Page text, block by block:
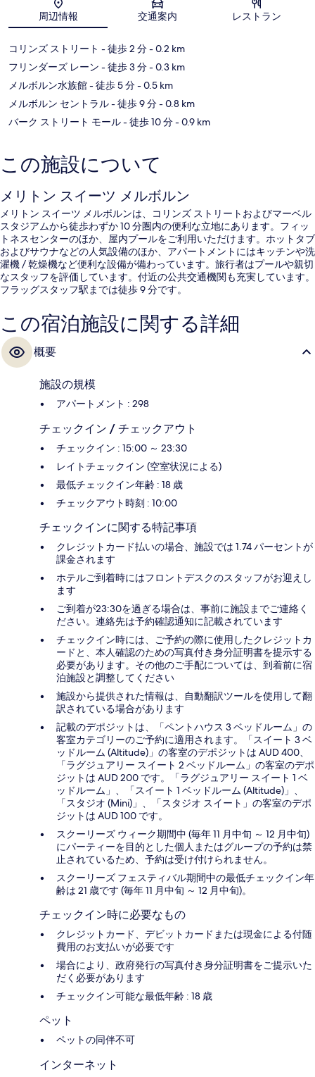
地図
周辺情報 交通案内 レストラン
コリンズ ストリート - 徒歩 2 分- 0.2 km
フリンダーズ レーン - 徒歩 3 分- 0.3 km
メルボルン水族館- 徒歩 5 分- 0.5 km
メルボルン セントラル- 徒歩 9 分- 0.8 km
バーク ストリート モール- 徒歩 10 分- 0.9 km
この施設について
メリトン スイーツ メルボルン
メリトン スイーツ メルボルンは、コリンズ ストリートおよびマーベル
スタジアムから徒歩わずか 10 分圏内の便利な立地にあります。フィッ
トネスセンターのほか、屋内プールをご利用いただけます。ホットタブ
およびサウナなどの人気設備のほか、アパートメントにはキッチンや洗
濯機 / 乾燥機など便利な設備が備わっています。旅行者はプールや親切
なスタッフを評価しています。付近の公共交通機関も充実しています。
フラッグスタッフ駅までは徒歩 9 分です。
この宿泊施設に関する詳細
概要
施設の規模
アパートメント : 298
チェックイン / チェックアウト
チェックイン : 15:00 ～ 23:30
レイトチェックイン (空室状況による)
最低チェックイン年齢 : 18 歳
チェックアウト時刻 : 10:00
チェックインに関する特記事項
クレジットカード払いの場合、施設では 1.74 パーセントが
課金されます
ホテルご到着時にはフロントデスクのスタッフがお迎えし
ます
ご到着が23:30を過ぎる場合は、事前に施設までご連絡く
ださい。連絡先は予約確認通知に記載されています
チェックイン時には、ご予約の際に使用したクレジットカ
ードと、本人確認のための写真付き身分証明書を提示する
必要があります。その他のご手配については、到着前に宿
泊施設と調整してください
施設から提供された情報は、自動翻訳ツールを使用して翻
訳されている場合があります
記載のデポジットは、「ペントハウス 3 ベッドルーム」の
客室カテゴリーのご予約に適用されます。「スイート 3 ベ
ッドルーム (Altitude)」の客室のデポジットは AUD 400、
「ラグジュアリー スイート 2 ベッドルーム」の客室のデポ
ジットは AUD 200 です。「ラグジュアリー スイート 1 ベ
ッドルーム」、「スイート 1 ベッドルーム (Altitude)」、
「スタジオ (Mini)」、「スタジオ スイート」の客室のデポ
ジットは AUD 100 です。
スクーリーズ ウィーク期間中 (毎年 11 月中旬 ～ 12 月中旬)
にパーティーを目的とした個人またはグループの予約は禁
止されているため、予約は受け付けられません。
スクーリーズ フェスティバル期間中の最低チェックイン年
齢は 21 歳です (毎年 11 月中旬 ～ 12 月中旬)。
チェックイン時に必要なもの
クレジットカード、デビットカードまたは現金による付随
費用のお支払いが必要です
場合により、政府発行の写真付き身分証明書をご提示いた
だく必要があります
チェックイン可能な最低年齢 : 18 歳
ペット
ペットの同伴不可
インターネット